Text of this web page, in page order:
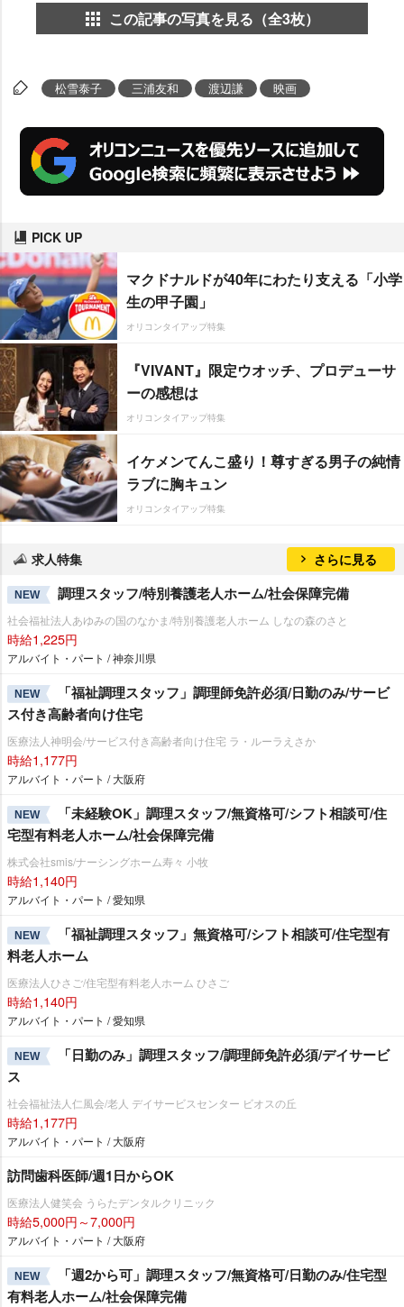
この記事の写真を見る（全3枚）
松雪泰子 三浦友和 渡辺謙 映画
PICK UP
マクドナルドが40年にわたり支える「小学
生の甲子園」
オリコンタイアップ特集
『VIVANT』限定ウオッチ、プロデューサ
ーの感想は
オリコンタイアップ特集
イケメンてんこ盛り！尊すぎる男子の純情
ラブに胸キュン
オリコンタイアップ特集
求人特集 さらに見る
NEW 調理スタッフ/特別養護老人ホーム/社会保障完備
社会福祉法人あゆみの国のなかま/特別養護老人ホーム しなの森のさと
時給1,225円
アルバイト・パート / 神奈川県
NEW
「福祉調理スタッフ」調理師免許必須/日勤のみ/サービ
ス付き高齢者向け住宅
医療法人神明会/サービス付き高齢者向け住宅 ラ・ルーラえさか
時給1,177円
アルバイト・パート / 大阪府
NEW
「未経験OK」調理スタッフ/無資格可/シフト相談可/住
宅型有料老人ホーム/社会保障完備
株式会社smis/ナーシングホーム寿々 小牧
時給1,140円
アルバイト・パート / 愛知県
NEW
「福祉調理スタッフ」無資格可/シフト相談可/住宅型有
料老人ホーム
医療法人ひさご/住宅型有料老人ホーム ひさご
時給1,140円
アルバイト・パート / 愛知県
NEW
「日勤のみ」調理スタッフ/調理師免許必須/デイサービ
ス
社会福祉法人仁風会/老人 デイサービスセンター ビオスの丘
時給1,177円
アルバイト・パート / 大阪府
訪問歯科医師/週1日からOK
医療法人健笑会 うらたデンタルクリニック
時給5,000円～7,000円
アルバイト・パート / 大阪府
NEW
「週2から可」調理スタッフ/無資格可/日勤のみ/住宅型
有料老人ホーム/社会保障完備